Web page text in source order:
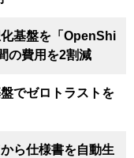
基盤を「OpenShi
の費用を2割減
でゼロトラストを
ら仕様書を自動生